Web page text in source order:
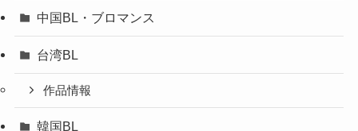
中国BL・ブロマンス
台湾BL
作品情報
韓国BL